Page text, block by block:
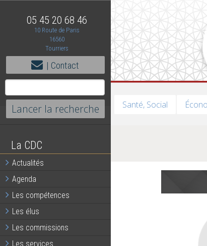
05 45 20 68 46
10 Route de Paris
16560
Tourriers
| Contact
La CDC
Actualités
Agenda
Les compétences
Les élus
Les commissions
Les services
Santé, Social